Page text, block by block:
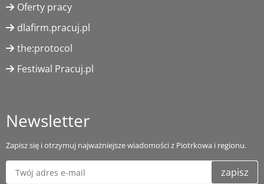
Oferty pracy
dlafirm.pracuj.pl
the:protocol
Festiwal Pracuj.pl
Newsletter
Zapisz się i otrzymuj najważniejsze wiadomości z Piotrkowa i regionu.
zapisz